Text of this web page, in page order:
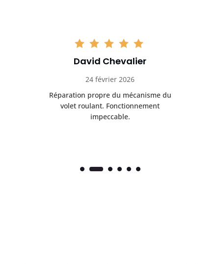
David Chevalier
24 février 2026
Réparation propre du mécanisme du
volet roulant. Fonctionnement
impeccable.